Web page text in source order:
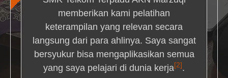
memberikan kami pelatihan
keterampilan yang relevan secara
langsung dari para ahlinya. Saya sangat
bersyukur bisa mengaplikasikan semua
yang saya pelajari di dunia kerja[2] .